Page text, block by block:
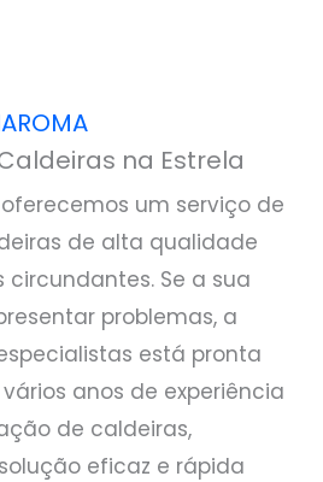
na Estrela
oferecemos um serviço de
de alta qualidade
circundantes. Se a sua
problemas, a
está pronta
anos de experiência
de caldeiras,
eficaz e rápida